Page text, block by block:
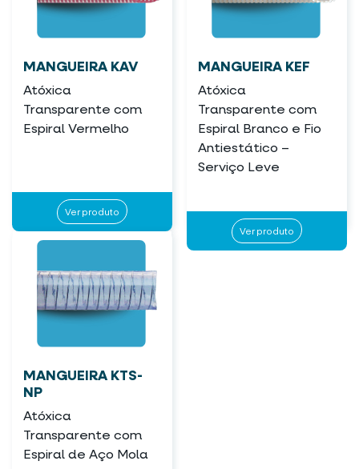
MANGUEIRA KAV
Atóxica
Transparente com
Espiral Vermelho
Ver produto
MANGUEIRA KEF
Atóxica
Transparente com
Espiral Branco e Fio
Antiestático –
Serviço Leve
Ver produto
MANGUEIRA KTS-
NP
Atóxica
Transparente com
Espiral de Aço Mola